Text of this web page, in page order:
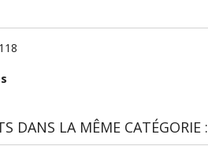
DANS LA MÊME CATÉGORIE :